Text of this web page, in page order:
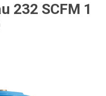
232 SCFM 1